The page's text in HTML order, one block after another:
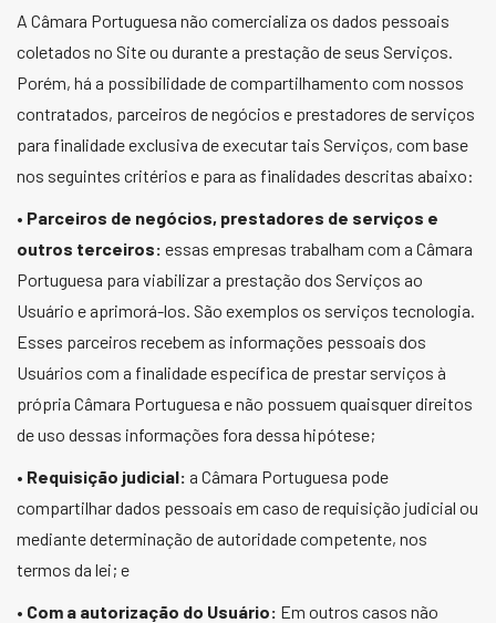
A Câmara Portuguesa não comercializa os dados pessoais
coletados no Site ou durante a prestação de seus Serviços.
Porém, há a possibilidade de compartilhamento com nossos
contratados, parceiros de negócios e prestadores de serviços
para finalidade exclusiva de executar tais Serviços, com base
nos seguintes critérios e para as finalidades descritas abaixo:
• Parceiros de negócios, prestadores de serviços e
outros terceiros: essas empresas trabalham com a Câmara
Portuguesa para viabilizar a prestação dos Serviços ao
Usuário e aprimorá-los. São exemplos os serviços tecnologia.
Esses parceiros recebem as informações pessoais dos
Usuários com a finalidade específica de prestar serviços à
própria Câmara Portuguesa e não possuem quaisquer direitos
de uso dessas informações fora dessa hipótese;
• Requisição judicial: a Câmara Portuguesa pode
compartilhar dados pessoais em caso de requisição judicial ou
mediante determinação de autoridade competente, nos
termos da lei; e
• Com a autorização do Usuário: Em outros casos não